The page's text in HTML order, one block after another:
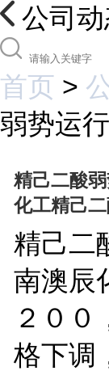
公司
首页 >
弱势运
精己二酸
化工精己
精己二
南澳辰
２００
格下调